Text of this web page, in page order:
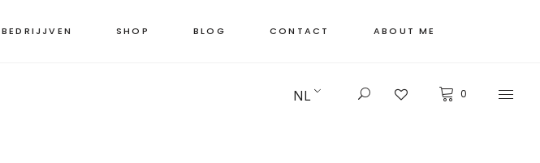
BEDRIJJVEN SHOP BLOG CONTACT ABOUT ME
NL 0